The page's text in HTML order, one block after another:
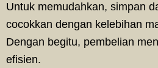
Untuk memudahkan, simpan
cocokkan dengan kelebihan
Dengan begitu, pembelian
efisien.